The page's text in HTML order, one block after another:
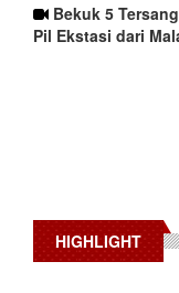
Bekuk 5
Pil Ekstasi dari
HIGHLIGHT